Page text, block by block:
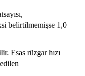
belirtilmemişse 1,0
Esas rüzgar hızı